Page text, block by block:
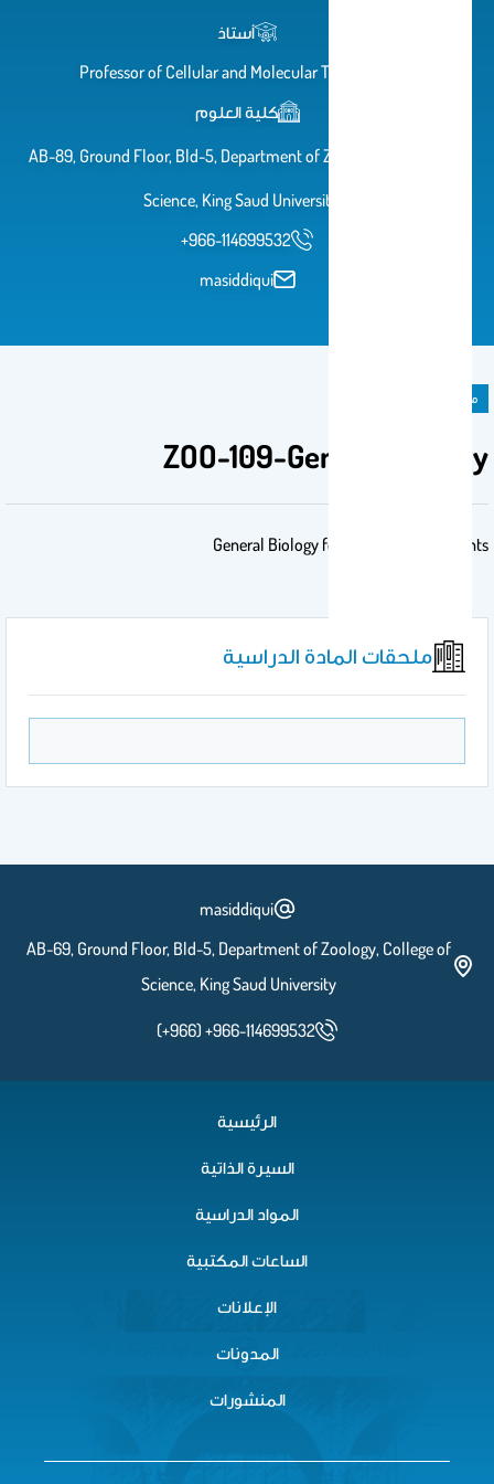
أستاذ
Professor of Cellular and Molecular Toxicology
كلية العلوم
AB-89, Ground Floor, Bld-5, Department of Zoology, College of
Science, King Saud University
+966-114699532
masiddiqui
مادة دراسية
ZOO-109-General Biology
General Biology for Pre-Medical students
ملحقات المادة الدراسية
masiddiqui
AB-69, Ground Floor, Bld-5, Department of Zoology, College of
Science, King Saud University
(+966) +966-114699532
الرئيسية
السيرة الذاتية
المواد الدراسية
الساعات المكتبية
الإعلانات
المدونات
المنشورات